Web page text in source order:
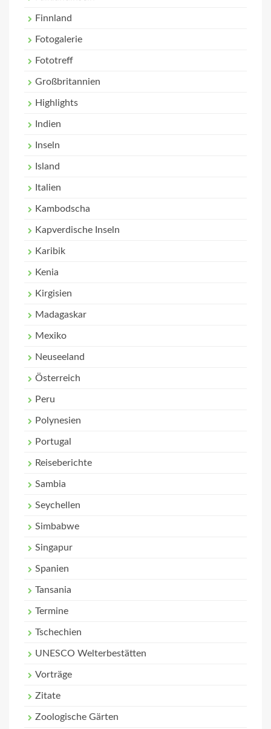
Finnland
Fotogalerie
Fototreff
Großbritannien
Highlights
Indien
Inseln
Island
Italien
Kambodscha
Kapverdische Inseln
Karibik
Kenia
Kirgisien
Madagaskar
Mexiko
Neuseeland
Österreich
Peru
Polynesien
Portugal
Reiseberichte
Sambia
Seychellen
Simbabwe
Singapur
Spanien
Tansania
Termine
Tschechien
UNESCO Welterbestätten
Vorträge
Zitate
Zoologische Gärten